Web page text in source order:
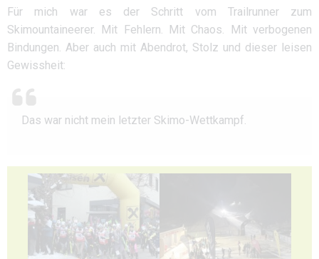
Für mich war es der Schritt vom Trailrunner zum
Skimountaineerer. Mit Fehlern. Mit Chaos. Mit verbogenen
Bindungen. Aber auch mit Abendrot, Stolz und dieser leisen
Gewissheit:
Das war nicht mein letzter Skimo-Wettkampf.